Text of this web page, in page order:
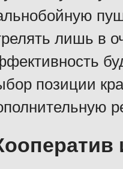
лишь в
позиции